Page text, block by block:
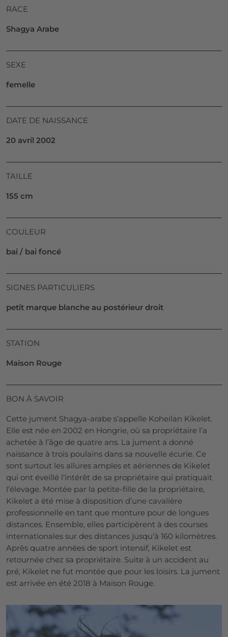
RACE
Shagya Arabe
SEXE
femelle
DATE DE NAISSANCE
20 avril 2002
TAILLE
155 cm
COULEUR
bai / bai foncé
SIGNES PARTICULIERS
petit marque blanche au postérieur droit
STATION
Maison Rouge
BON À SAVOIR
Cette jument Shagya-arabe s’appelle Koheilan Kikelet.
Elle est née en 2002 en Hongrie, où sa propriétaire l’a
achetée à l’âge de quatre ans. La jument a donné
naissance à trois poulains dans sa nouvelle écurie. Ce
sont surtout les allures amples et aériennes de Kikelet
qui ont éveillé l’intérêt de sa propriétaire qui pratiquait
l’élevage. Montée par la petite-fille de la propriétaire,
Kikelet a été mise à disposition d’une cavalière
professionnelle en tant que monture pour de longues
distances. Ensemble, elles participèrent à des courses
internationales sur des distances jusqu’à 160 kilomètres.
Après quatre années de sport intensif, Kikelet est
retournée chez sa propriétaire. Suite à un accident au
pré, Kikelet ne fut montée que pour les loisirs. La jument
est arrivée en été 2018 à Maison Rouge.